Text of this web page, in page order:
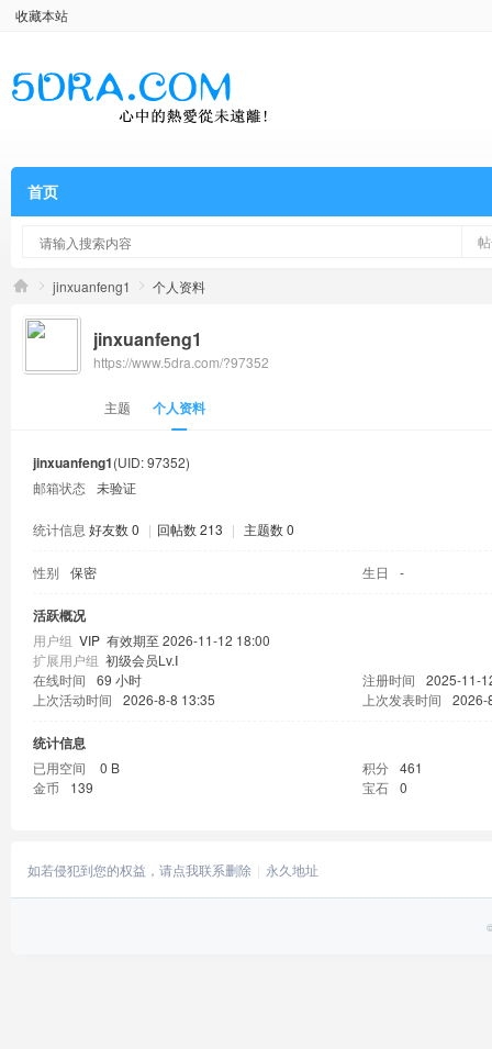
收藏本站
首页
jinxuanfeng1 个人资料
jinxuanfeng1
https://www.5dra.com/?97352
主题 个人资料
jinxuanfeng1(UID: 97352)
邮箱状态 未验证
统计信息 好友数 0 | 回帖数 213 | 主题数 0
性别 保密 生日 -
活跃概况
用户组 VIP 有效期至 2026-11-12 18:00
扩展用户组 初级会员Lv.Ⅰ
在线时间
69 小时 注册时间
2025-11-
上次活动时间
2026-8-8 13:35 上次发表时间 2026-
统计信息
已用空间 0 B 积分 461
金币
139 宝石 0
如若侵犯到您的权益，请点我联系删除 永久地址